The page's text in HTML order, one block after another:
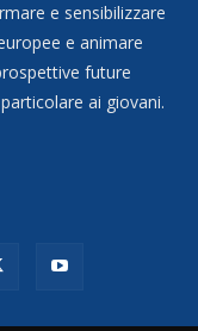
e sensibilizzare
e animare
future
ai giovani.